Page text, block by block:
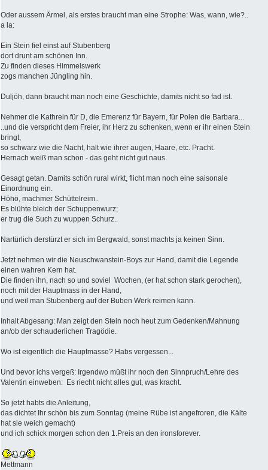
Oder aussem Ärmel, als erstes braucht man eine Strophe: Was, wann, wie?..
a la:
Ein Stein fiel einst auf Stubenberg
dort drunt am schönen Inn.
Zu finden dieses Himmelswerk
zogs manchen Jüngling hin.
Duljöh, dann braucht man noch eine Geschichte, damits nicht so fad ist.
Nehmer die Kathrein für D, die Emerenz für Bayern, für Polen die Barbara...
..und die verspricht dem Freier, ihr Herz zu schenken, wenn er ihr einen Stein
bringt,
so schwarz wie die Nacht, halt wie ihrer augen, Haare, etc. Pracht.
Hernach weiß man schon - das geht nicht gut naus.
Gesagt getan. Damits schön rural wirkt, flicht man noch eine saisonale
Einordnung ein.
Höhö, machmer Schüttelreim..
Es blühte bleich der Schuppenwurz;
er trug die Such zu wuppen Schurz..
Nartürlich derstürzt er sich im Bergwald, sonst machts ja keinen Sinn.
Jetzt nehmen wir die Neuschwanstein-Boys zur Hand, damit die Legende
einen wahren Kern hat.
Die finden ihn, nach so und soviel Wochen, (er hat schon stark gerochen),
noch mit der Hauptmass in der Hand,
und weil man Stubenberg auf der Buben Werk reimen kann.
Inhalt Abgesang: Man zeigt den Stein noch heut zum Gedenken/Mahnung
an/ob der schauderlichen Tragödie.
Wo ist eigentlich die Hauptmasse? Habs vergessen...
Und bevor ichs vergeß: Irgendwo müßt ihr noch den Sinnpruch/Lehre des
Valentin einweben: Es riecht nicht alles gut, was kracht.
So jetzt habts die Anleitung,
das dichtet Ihr schön bis zum Sonntag (meine Rübe ist angefroren, die Kälte
hat sie weich gemacht)
und ich schick morgen schon den 1.Preis an den ironsforever.
Mettmann